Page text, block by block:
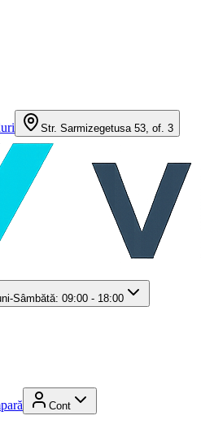
Str. Sarmizegetusa 53, of. 3
Sâmbătă: 09:00 - 18:00
Cont